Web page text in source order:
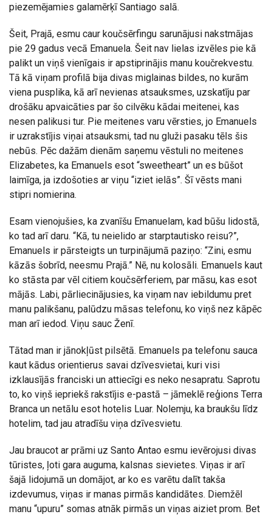
piezemējamies galamērķī Santiago salā.
Šeit, Prajā, esmu caur koučsērfingu sarunājusi nakstmājas
pie 29 gadus vecā Emanuela. Šeit nav lielas izvēles pie kā
palikt un viņš vienīgais ir apstiprinājis manu koučrekvestu.
Tā kā viņam profilā bija divas miglainas bildes, no kurām
viena pusplika, kā arī nevienas atsauksmes, uzskatīju par
drošāku apvaicāties par šo cilvēku kādai meitenei, kas
nesen palikusi tur. Pie meitenes varu vērsties, jo Emanuels
ir uzrakstījis viņai atsauksmi, tad nu gluži pasaku tēls šis
nebūs. Pēc dažām dienām saņemu vēstuli no meitenes
Elizabetes, ka Emanuels esot “sweetheart” un es būšot
laimīga, ja izdošoties ar viņu “iziet ielās”. Šī vēsts mani
stipri nomierina.
Esam vienojušies, ka zvanīšu Emanuelam, kad būšu lidostā,
ko tad arī daru. “Kā, tu neielido ar starptautisko reisu?”,
Emanuels ir pārsteigts un turpinājumā paziņo: “Zini, esmu
kāzās šobrīd, neesmu Prajā.” Nē, nu kolosāli. Emanuels kaut
ko stāsta par vēl citiem koučsērferiem, par māsu, kas esot
mājās. Labi, pārliecinājusies, ka viņam nav iebildumu pret
manu palikšanu, palūdzu māsas telefonu, ko viņš nez kāpēc
man arī iedod. Viņu sauc Ženī.
Tātad man ir jānokļūst pilsētā. Emanuels pa telefonu sauca
kaut kādus orientierus savai dzīvesvietai, kuri visi
izklausījās franciski un attiecīgi es neko nesapratu. Saprotu
to, ko viņš iepriekš rakstījis e-pastā – jāmeklē reģions Terra
Branca un netālu esot hotelis Luar. Nolemju, ka braukšu līdz
hotelim, tad jau atradīšu viņa dzīvesvietu.
Jau braucot ar prāmi uz Santo Antao esmu ievērojusi divas
tūristes, ļoti gara auguma, kalsnas sievietes. Viņas ir arī
šajā lidojumā un domājot, ar ko es varētu dalīt takša
izdevumus, viņas ir manas pirmās kandidātes. Diemžēl
manu “upuru” somas atnāk pirmās un viņas aiziet prom. Bet